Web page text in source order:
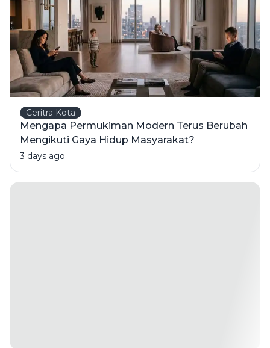
Ceritra Kota
Mengapa Permukiman Modern Terus Berubah
Mengikuti Gaya Hidup Masyarakat?
3 days ago